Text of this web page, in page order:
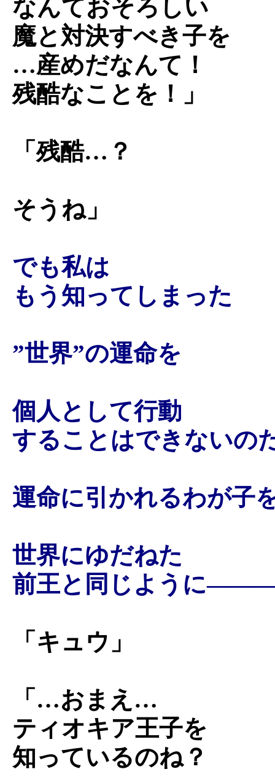
なんておそろしい
魔と対決すべき子を
…産めだなんて！
残酷なことを！」
「残酷…？
そうね」
でも私は
もう知ってしまった
”世界”の運命を
個人として行動
することはできないの
運命に引かれるわが子
世界にゆだねた
前王と同じように
「キュウ」
「…おまえ…
ティオキア王子を
知っているのね？